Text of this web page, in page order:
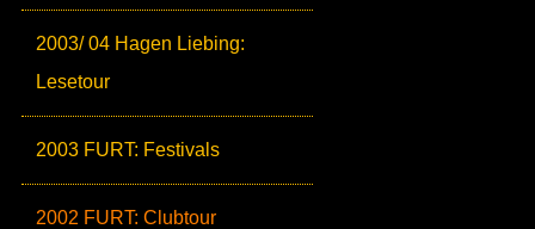
2003/ 04 Hagen Liebing:
Lesetour
2003 FURT: Festivals
2002 FURT: Clubtour